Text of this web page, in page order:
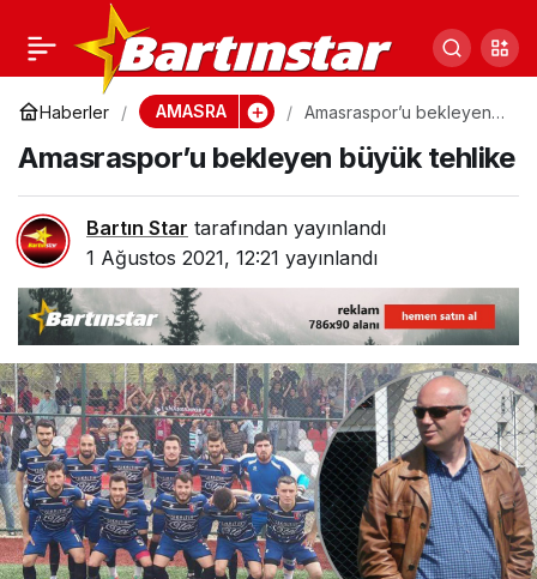
Haberler AMASRA
Amasraspor’u bekleyen
Amasraspor’u bekleyen büyük tehlike
Bartın Star tarafından yayınlandı
1 Ağustos 2021, 12:21 yayınlandı
Bartınspor’u yap boz
tahtasına çevirdiler! 3
yılda 5’inci başkan
0 Paylaş